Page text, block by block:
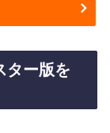
ター版を